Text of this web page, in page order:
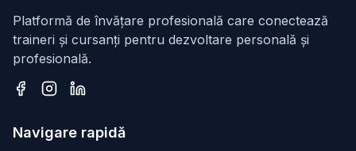
Platformă de învățare profesională care conectează
traineri și cursanți pentru dezvoltare personală și
profesională.
Navigare rapidă